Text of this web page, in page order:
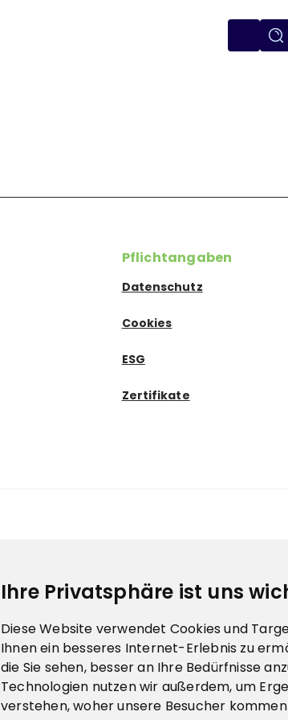
Ihre Privatsphäre ist uns
Diese Website verwendet Cookies und
Ihnen ein besseres Internet-Erlebnis zu
die Sie sehen, besser an Ihre Bedürfnisse
Technologien nutzen wir außerdem, um
verstehen, woher unsere Besucher
Pflichtangaben
Datenschutz
Cookies
ESG
Zertifikate